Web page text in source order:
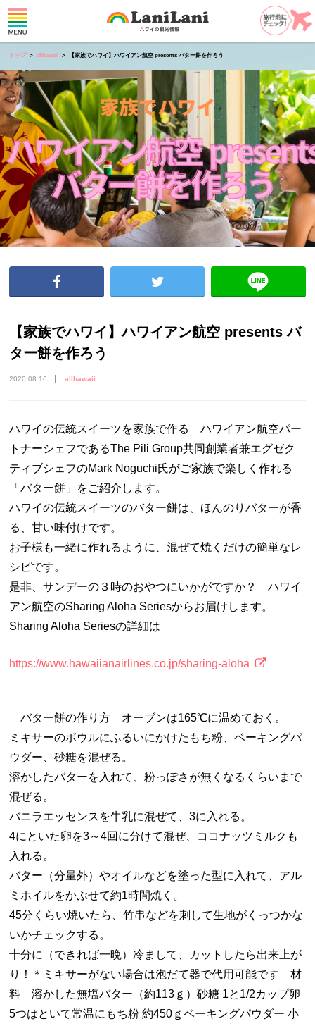
トップ allhawaii 【家族でハワイ】ハワイアン航空 presents バター餅を作ろう
【家族でハワイ】ハワイアン航空 presents バ
ター餅を作ろう
2020.08.16 allhawaii
ハワイの伝統スイーツを家族で作る ハワイアン航空パー
トナーシェフであるThe Pili Group共同創業者兼エグゼク
ティブシェフのMark Noguchi氏がご家族で楽しく作れる
「バター餅」をご紹介します。
ハワイの伝統スイーツのバター餅は、ほんのりバターが香
る、甘い味付けです。
お子様も一緒に作れるように、混ぜて焼くだけの簡単なレ
シピです。
是非、サンデーの３時のおやつにいかがですか？ ハワイ
アン航空のSharing Aloha Seriesからお届けします。
Sharing Aloha Seriesの詳細は
https://www.hawaiianairlines.co.jp/sharing-aloha
バター餅の作り方 オーブンは165℃に温めておく。
ミキサーのボウルにふるいにかけたもち粉、ベーキングパ
ウダー、砂糖を混ぜる。
溶かしたバターを入れて、粉っぽさが無くなるくらいまで
混ぜる。
バニラエッセンスを牛乳に混ぜて、3に入れる。
4にといた卵を3～4回に分けて混ぜ、ココナッツミルクも
入れる。
バター（分量外）やオイルなどを塗った型に入れて、アル
ミホイルをかぶせて約1時間焼く。
45分くらい焼いたら、竹串などを刺して生地がくっつかな
いかチェックする。
十分に（できれば一晩）冷まして、カットしたら出来上が
り！＊ミキサーがない場合は泡だて器で代用可能です 材
料 溶かした無塩バター（約113ｇ）砂糖 1と1/2カップ卵
5つはといて常温にもち粉 約450ｇベーキングパウダー 小